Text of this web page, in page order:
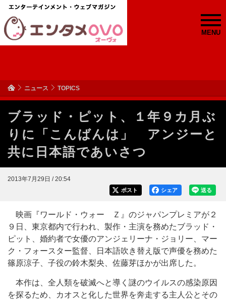
MENU
ニュース TOPICS
ブラッド・ピット、１年９カ月ぶ
りに「こんばんは」 アンジーと
共に日本語であいさつ
2013年7月29日 / 20:54
送る
シェア
ポスト
映画『ワールド・ウォー Ｚ』のジャパンプレミアが２
９日、東京都内で行われ、製作・主演を務めたブラッド・
ピット、婚約者で女優のアンジェリーナ・ジョリー、マー
ク・フォースター監督、日本語吹き替え版で声優を務めた
篠原涼子、子役の鈴木梨央、佐藤芽ほかが出席した。
本作は、全人類を破滅へと導く謎のウイルスの感染原因
を探るため、カオスと化した世界を奔走する主人公とその